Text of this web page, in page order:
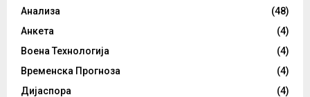
Анализа
(48)
Анкета
(4)
Воена Технологија
(4)
Временска Прогноза
(4)
Дијаспора
(4)